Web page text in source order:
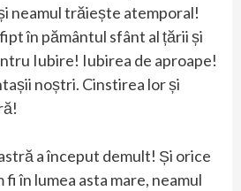
neamul trăiește atemporal!
în pământul sfânt al țării și
Iubire! Iubirea de aproape!
noștri. Cinstirea lor și
a început demult! Și orice
fi în lumea asta mare, neamul